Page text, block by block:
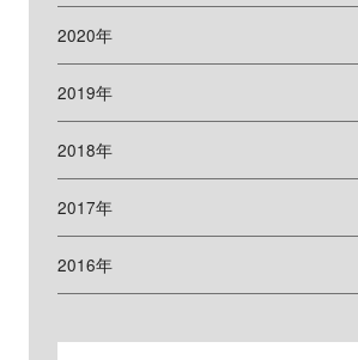
2020年
2019年
2018年
2017年
2016年